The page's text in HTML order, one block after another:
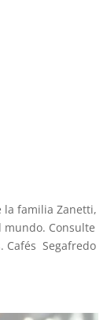
la familia Zanetti,
mundo. Consulte
Cafés Segafredo